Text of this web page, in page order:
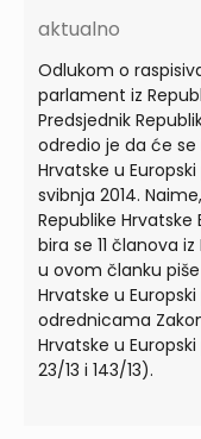
aktualno
Odlukom o
parlament iz
Predsjednik
odredio je da će se
Hrvatske u
svibnja 2014.
Republike
bira se 11 članova
u ovom članku
Hrvatske u
odrednicama
Hrvatske u
23/13 i 143/13).